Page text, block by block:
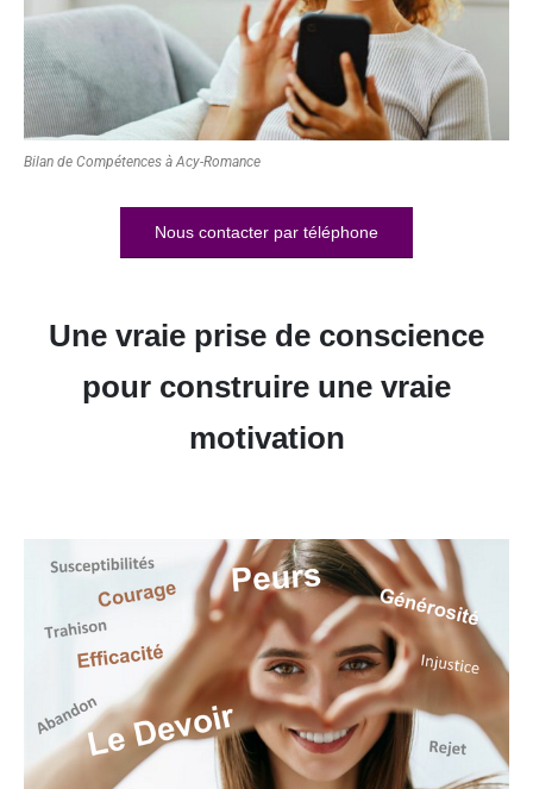
Bilan de Compétences à Acy-Romance
Nous contacter par téléphone
Une vraie prise de conscience
pour construire une vraie
motivation